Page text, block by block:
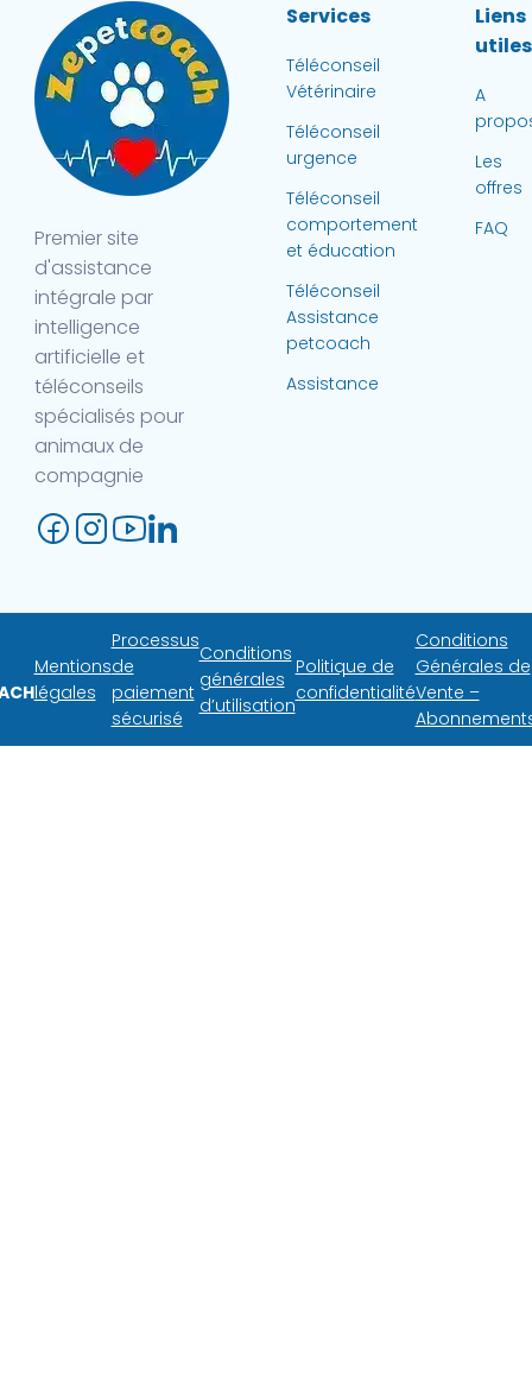
Premier site
d'assistance
intégrale par
intelligence
artificielle et
téléconseils
spécialisés pour
animaux de
compagnie
Services
Téléconseil
Vétérinaire
Téléconseil
urgence
Téléconseil
comportement
et éducation
Téléconseil
Assistance
petcoach
Assistance
Liens
utiles
A
Les
offres
FAQ
Mentions
légales
Processus
de
paiement
sécurisé
Conditions
générales
d’utilisation
Politique de
confidentialité
Conditions
Générales de
Vente –